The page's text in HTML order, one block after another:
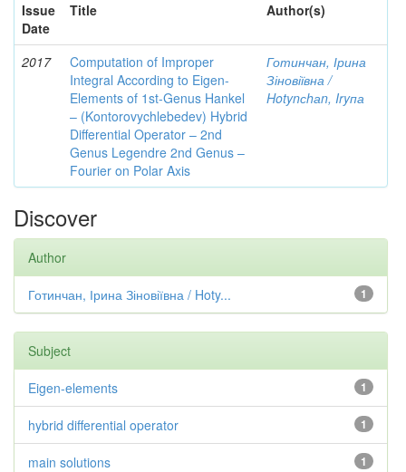
Issue
Date
Title Author(s)
2017
Computation of Improper
Integral According to Eigen-
Elements of 1st-Genus Hankel
– (Kontorovychlebedev) Hybrid
Differential Operator – 2nd
Genus Legendre 2nd Genus –
Fourier on Polar Axis
Готинчан, Ірина
Зіновіївна /
Hotynсhаn, Iryпа
Discover
Author
1
Готинчан, Ірина Зіновіївна / Hoty...
Subject
1
Eigen-elements
1
hybrid differential operator
1
main solutions